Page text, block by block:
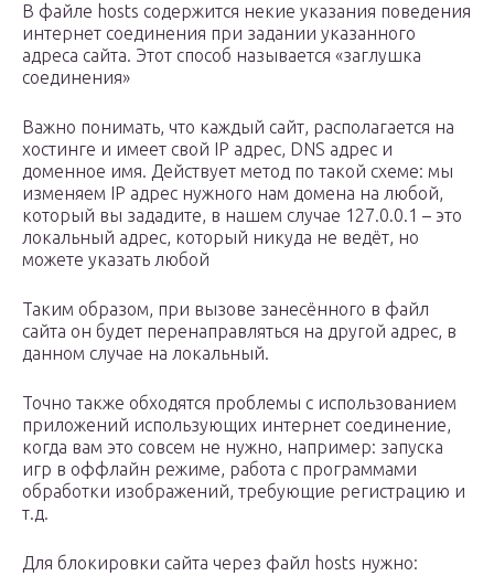
В файле hosts содержится некие указания поведения
интернет соединения при задании указанного
адреса сайта. Этот способ называется «заглушка
соединения»
Важно понимать, что каждый сайт, располагается на
хостинге и имеет свой IP адрес, DNS адрес и
доменное имя. Действует метод по такой схеме: мы
изменяем IP адрес нужного нам домена на любой,
который вы зададите, в нашем случае 127.0.0.1 – это
локальный адрес, который никуда не ведёт, но
можете указать любой
Таким образом, при вызове занесённого в файл
сайта он будет перенаправляться на другой адрес, в
данном случае на локальный.
Точно также обходятся проблемы с использованием
приложений использующих интернет соединение,
когда вам это совсем не нужно, например: запуска
игр в оффлайн режиме, работа с программами
обработки изображений, требующие регистрацию и
т.д.
Для блокировки сайта через файл hosts нужно: